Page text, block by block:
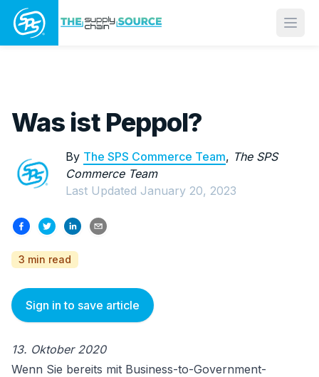
Was ist Peppol?
By The SPS Commerce Team, The SPS
Commerce Team
Last Updated January 20, 2023
3 min read
Sign in to save article
13. Oktober 2020
Wenn Sie bereits mit Business-to-Government-